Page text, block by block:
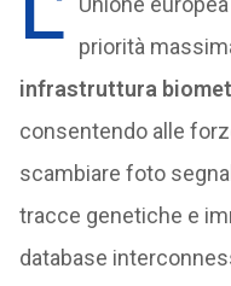
priorità
infrastruttura
consentendo alle
scambiare foto
tracce genetiche e
database